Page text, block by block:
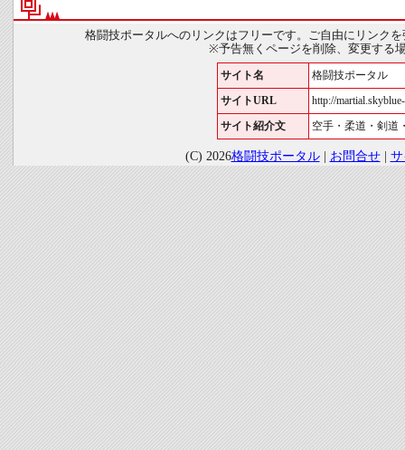
格闘技ポータルへのリンクはフリーです。ご自由にリンク
※予告無くページを削除、変更する
サイト名 格闘技ポータル
サイトURL http://
サイト紹介文 空手・柔道・剣道
(C) 2026格闘技ポータル| お問合せ|